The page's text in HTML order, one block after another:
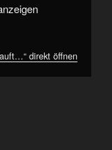
direkt öffnen